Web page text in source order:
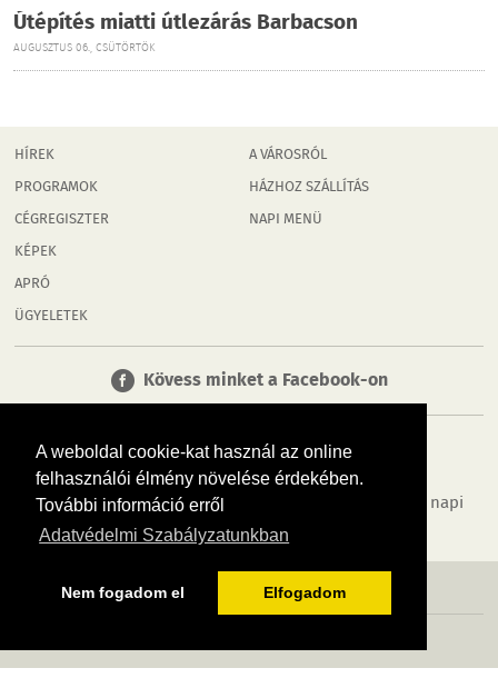
A weboldal cookie-kat használ az online
felhasználói élmény növelése érdekében.
További információ erről
Adatvédelmi Szabályzatunkban
Nem fogadom el Elfogadom
Útépítés miatti útlezárás Barbacson
AUGUSZTUS 06., CSÜTÖRTÖK
HÍREK
PROGRAMOK
CÉGREGISZTER
KÉPEK
APRÓ
ÜGYELETEK
A VÁROSRÓL
HÁZHOZ SZÁLLÍTÁS
NAPI MENÜ
Kövess minket a Facebook-on
Tudj meg többet városodról! Hírek, programok, képek, napi
menü, cégek…. és minden, ami Rábaköz
MÉDIAAJÁNLÓ ADATVÉDELEM IMPRESSZUM RÓLUNK